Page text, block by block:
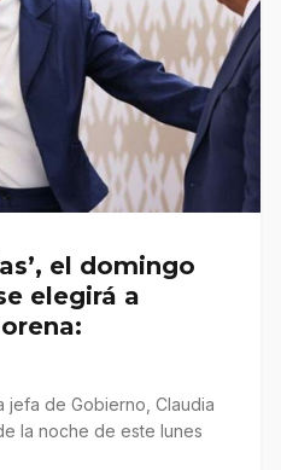
el domingo
elegirá a
jefa de Gobierno, Claudia
la noche de este lunes